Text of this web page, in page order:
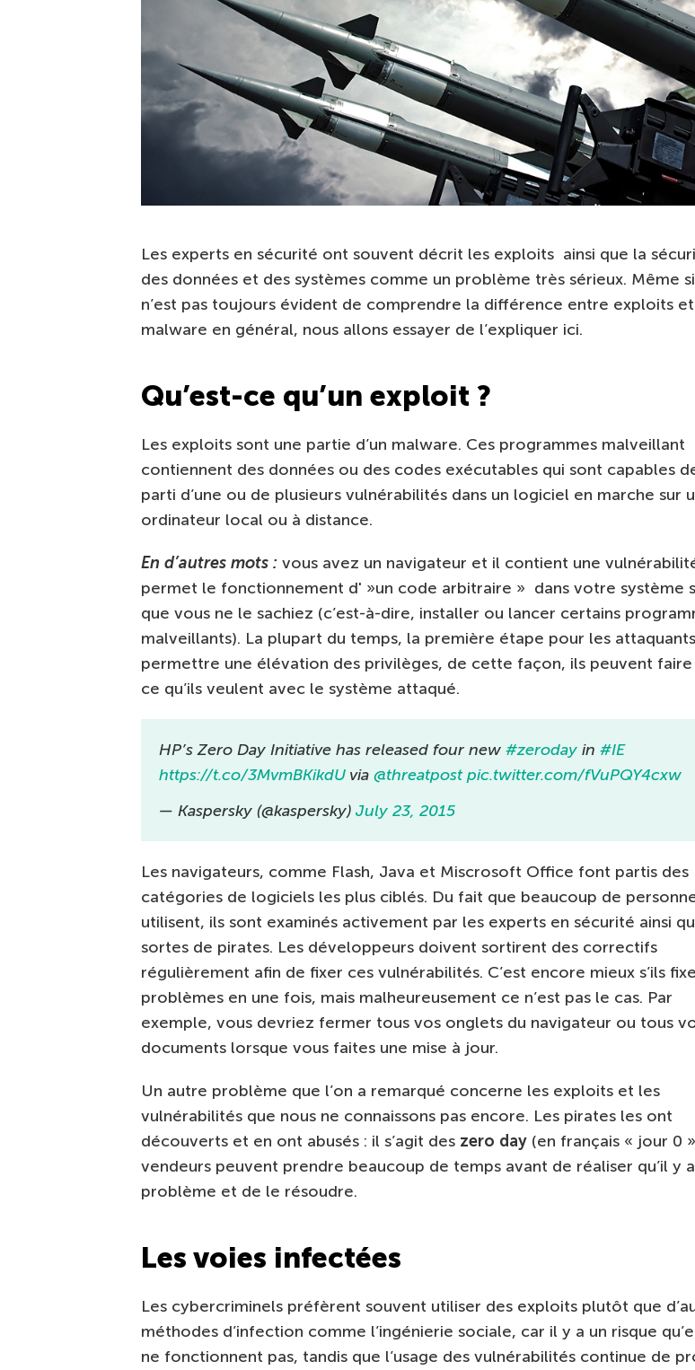
Les experts en sécurité ont souvent décrit les exploits ainsi que la
des données et des systèmes comme un problème très sérieux. Même
n’est pas toujours évident de comprendre la différence entre exploits et
malware en général, nous allons essayer de l’expliquer ici.
Qu’est-ce qu’un exploit ?
Les exploits sont une partie d’un malware. Ces programmes malveillant
contiennent des données ou des codes exécutables qui sont capables
parti d’une ou de plusieurs vulnérabilités dans un logiciel en marche sur
ordinateur local ou à distance.
En d’autres mots : vous avez un navigateur et il contient une
permet le fonctionnement d' »un code arbitraire » dans votre système
que vous ne le sachiez (c’est-à-dire, installer ou lancer certains
malveillants). La plupart du temps, la première étape pour les
permettre une élévation des privilèges, de cette façon, ils peuvent
ce qu’ils veulent avec le système attaqué.
HP’s Zero Day Initiative has released four new #zeroday in #IE
https://t.co/3MvmBKikdU via @threatpost pic.twitter.com/fVuPQY4cxw
— Kaspersky (@kaspersky) July 23, 2015
Les navigateurs, comme Flash, Java et Miscrosoft Office font partis des
catégories de logiciels les plus ciblés. Du fait que beaucoup de
utilisent, ils sont examinés activement par les experts en sécurité ainsi
sortes de pirates. Les développeurs doivent sortirent des correctifs
régulièrement afin de fixer ces vulnérabilités. C’est encore mieux s’ils
problèmes en une fois, mais malheureusement ce n’est pas le cas. Par
exemple, vous devriez fermer tous vos onglets du navigateur ou tous
documents lorsque vous faites une mise à jour.
Un autre problème que l’on a remarqué concerne les exploits et les
vulnérabilités que nous ne connaissons pas encore. Les pirates les ont
découverts et en ont abusés : il s’agit des zero day (en français « jour 0
vendeurs peuvent prendre beaucoup de temps avant de réaliser qu’il y
problème et de le résoudre.
Les voies infectées
Les cybercriminels préfèrent souvent utiliser des exploits plutôt que
méthodes d’infection comme l’ingénierie sociale, car il y a un risque
ne fonctionnent pas, tandis que l’usage des vulnérabilités continue de